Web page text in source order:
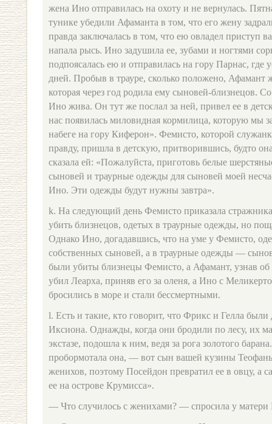
жена Ино отправилась на охоту и не вернулась.
тунике убедили Афаманта в том, что его жену
правда заключалась в том, что ею овладел приступ
напала рысь. Ино задушила ее, зубами и ногтями
подпоясалась ею и отправилась на гору Парнас, где
дней. Пробыв в трауре, сколько положено, Афамант
которая через год родила ему сыновей-близнецов.
Ино жива. Он тут же послал за ней, привел ее в
нас появилась миловидная кормилица, которую мы
набеге на гору Киферон». Фемисто, которой
правду, пришла в детскую, притворившись, будто
сказала ей: «Пожалуйста, приготовь белые
сыновей и траурные одежды для сыновей моей
Ино. Эти одежды будут нужны завтра».
k. На следующий день Фемисто приказала
убить близнецов, одетых в траурные одежды, но
Однако Ино, догадавшись, что на уме у Фемисто,
собственных сыновей, а в траурные одежды —
были убиты близнецы Фемисто, а Афамант, узнав об
убил Леарха, приняв его за оленя, а Ино с
бросились в море и стали бессмертными.
l. Есть и такие, кто говорит, что Фрикс и Гелла
Иксиона. Однажды, когда они бродили по лесу, их
экстазе, подошла к ним, ведя за рога золотого
пробормотала она, — вот сын вашей кузины
женихов, поэтому Посейдон превратил ее в овцу, а
ее на острове Крумисса».
— Что случилось с женихами? — спросила у матери